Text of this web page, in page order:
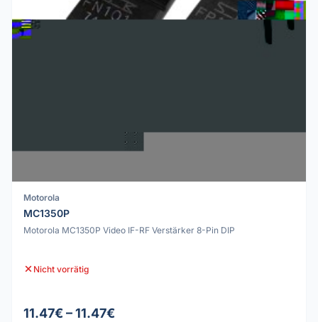
Motorola
MC1350P
Motorola MC1350P Video IF-RF Verstärker 8-Pin DIP
Nicht vorrätig
11.47€ – 11.47€